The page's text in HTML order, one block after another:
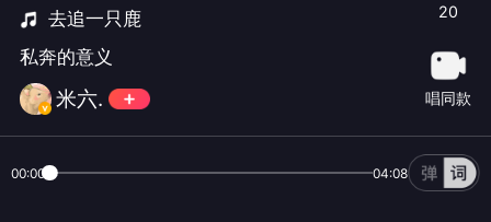
去追一只鹿
私奔的意义
米六.
20
唱同款
00:00 04:08